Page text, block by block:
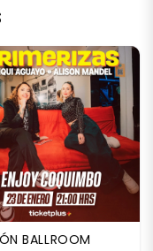
BALLROOM